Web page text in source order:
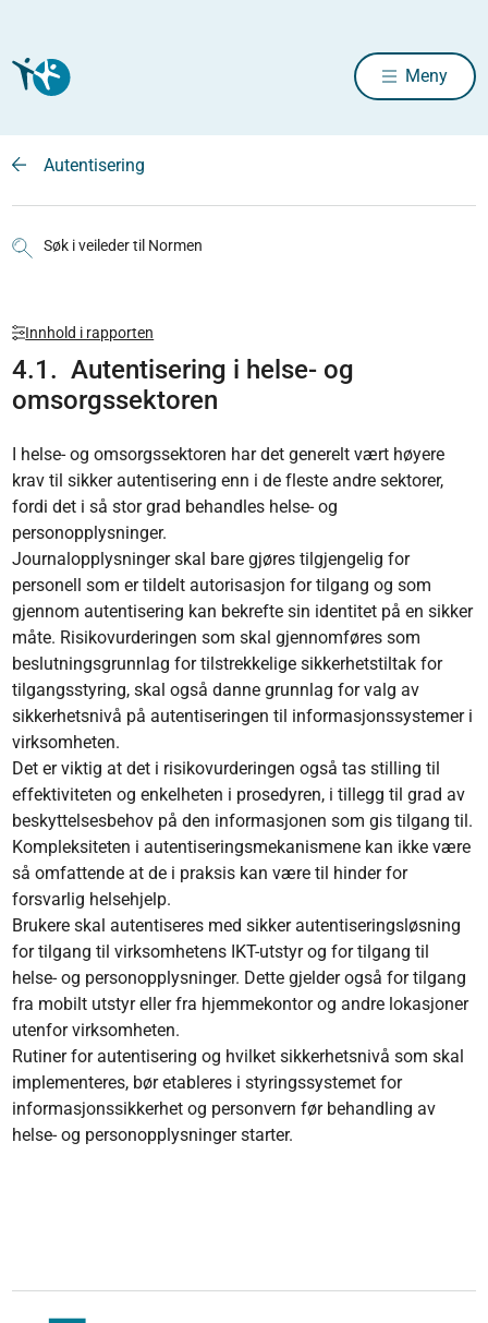
Meny
Autentisering
Søk i veileder til Normen
Innhold i rapporten
4.1. Autentisering i helse- og
omsorgssektoren
I helse- og omsorgssektoren har det generelt vært høyere
krav til sikker autentisering enn i de fleste andre sektorer,
fordi det i så stor grad behandles helse- og
personopplysninger.
Journalopplysninger skal bare gjøres tilgjengelig for
personell som er tildelt autorisasjon for tilgang og som
gjennom autentisering kan bekrefte sin identitet på en sikker
måte. Risikovurderingen som skal gjennomføres som
beslutningsgrunnlag for tilstrekkelige sikkerhetstiltak for
tilgangsstyring, skal også danne grunnlag for valg av
sikkerhetsnivå på autentiseringen til informasjonssystemer i
virksomheten.
Det er viktig at det i risikovurderingen også tas stilling til
effektiviteten og enkelheten i prosedyren, i tillegg til grad av
beskyttelsesbehov på den informasjonen som gis tilgang til.
Kompleksiteten i autentiseringsmekanismene kan ikke være
så omfattende at de i praksis kan være til hinder for
forsvarlig helsehjelp.
Brukere skal autentiseres med sikker autentiseringsløsning
for tilgang til virksomhetens IKT-utstyr og for tilgang til
helse- og personopplysninger. Dette gjelder også for tilgang
fra mobilt utstyr eller fra hjemmekontor og andre lokasjoner
utenfor virksomheten.
Rutiner for autentisering og hvilket sikkerhetsnivå som skal
implementeres, bør etableres i styringssystemet for
informasjonssikkerhet og personvern før behandling av
helse- og personopplysninger starter.